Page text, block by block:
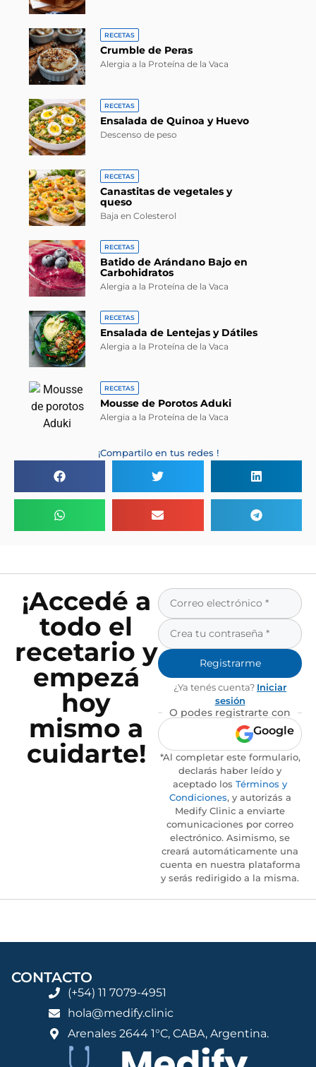
RECETAS
Crumble de Peras
Alergia a la Proteína de la Vaca
RECETAS
Ensalada de Quinoa y Huevo
Descenso de peso
RECETAS
Canastitas de vegetales y
queso
Baja en Colesterol
RECETAS
Batido de Arándano Bajo en
Carbohidratos
Alergia a la Proteína de la Vaca
RECETAS
Ensalada de Lentejas y Dátiles
Alergia a la Proteína de la Vaca
RECETAS
Mousse de Porotos Aduki
Alergia a la Proteína de la Vaca
¡Compartilo en tus redes !
¡Accedé a
todo el
recetario y
empezá
hoy
mismo a
cuidarte!
Registrarme
¿Ya tenés cuenta? Iniciar
sesión
O podes registrarte con
Google
*Al completar este formulario,
declarás haber leído y
aceptado los Términos y
Condiciones, y autorizás a
Medify Clinic a enviarte
comunicaciones por correo
electrónico. Asimismo, se
creará automáticamente una
cuenta en nuestra plataforma
y serás redirigido a la misma.
CONTACTO
(+54) 11 7079-4951
hola@medify.clinic
Arenales 2644 1°C, CABA, Argentina.